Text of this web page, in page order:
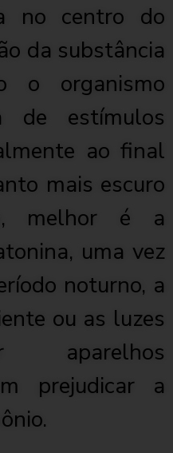
no centro do
da substância
o organismo
de estímulos
ao final
mais escuro
melhor é a
uma vez
noturno, a
ou as luzes
aparelhos
prejudicar a